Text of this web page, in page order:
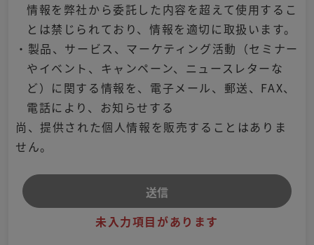
情報を弊社から委託した内容を超えて使用するこ
とは禁じられており、情報を適切に取扱います。
・製品、サービス、マーケティング活動（セミナー
やイベント、キャンペーン、ニュースレターな
ど）に関する情報を、電子メール、郵送、FAX、
電話により、お知らせする
尚、提供された個人情報を販売することはありま
せん。
未入力項目があります